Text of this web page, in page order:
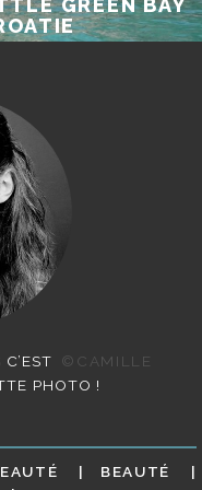
GREEN BAY
©CAMILLE
PHOTO !
BEAUTÉ